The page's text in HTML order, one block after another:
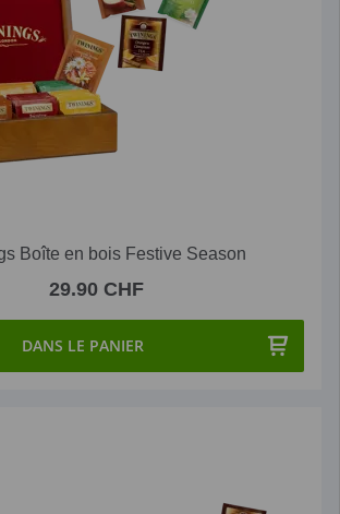
Boîte en bois Festive Season
29.90 CHF
DANS LE PANIER